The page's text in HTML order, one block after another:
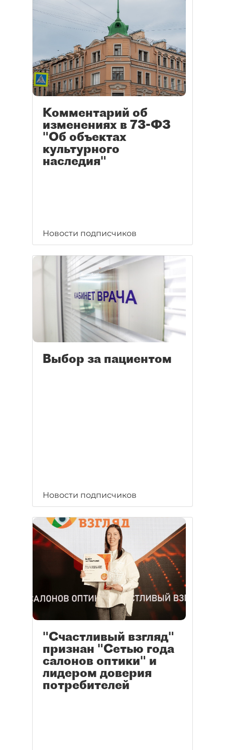
Комментарий об
изменениях в 73-ФЗ
"Об объектах
культурного
наследия"
Новости подписчиков
Выбор за пациентом
Новости подписчиков
"Счастливый взгляд"
признан "Сетью года
салонов оптики" и
лидером доверия
потребителей